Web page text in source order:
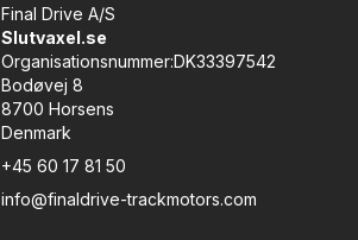
Final Drive A/S
Slutvaxel.se
Organisationsnummer:DK33397542
Bodøvej 8
8700 Horsens
Denmark
+45 60 17 81 50
info@finaldrive-trackmotors.com